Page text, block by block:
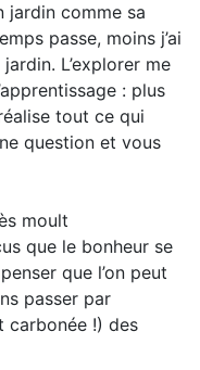
jardin comme sa
passe, moins j’ai
L’explorer me
: plus
tout ce qui
question et vous
moult
que le bonheur se
que l’on peut
passer par
carbonée !) des